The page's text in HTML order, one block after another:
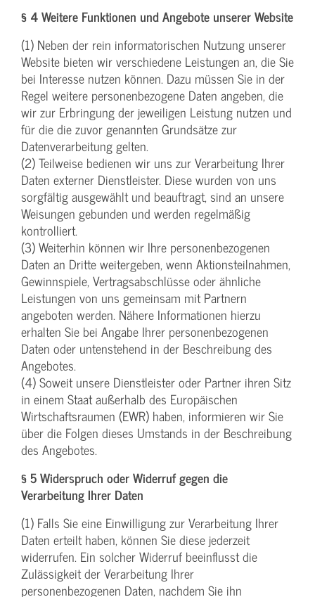
§ 4 Weitere Funktionen und Angebote unserer Website
(1) Neben der rein informatorischen Nutzung unserer
Website bieten wir verschiedene Leistungen an, die Sie
bei Interesse nutzen können. Dazu müssen Sie in der
Regel weitere personenbezogene Daten angeben, die
wir zur Erbringung der jeweiligen Leistung nutzen und
für die die zuvor genannten Grundsätze zur
Datenverarbeitung gelten.
(2) Teilweise bedienen wir uns zur Verarbeitung Ihrer
Daten externer Dienstleister. Diese wurden von uns
sorgfältig ausgewählt und beauftragt, sind an unsere
Weisungen gebunden und werden regelmäßig
kontrolliert.
(3) Weiterhin können wir Ihre personenbezogenen
Daten an Dritte weitergeben, wenn Aktionsteilnahmen,
Gewinnspiele, Vertragsabschlüsse oder ähnliche
Leistungen von uns gemeinsam mit Partnern
angeboten werden. Nähere Informationen hierzu
erhalten Sie bei Angabe Ihrer personenbezogenen
Daten oder untenstehend in der Beschreibung des
Angebotes.
(4) Soweit unsere Dienstleister oder Partner ihren Sitz
in einem Staat außerhalb des Europäischen
Wirtschaftsraumen (EWR) haben, informieren wir Sie
über die Folgen dieses Umstands in der Beschreibung
des Angebotes.
§ 5 Widerspruch oder Widerruf gegen die
Verarbeitung Ihrer Daten
(1) Falls Sie eine Einwilligung zur Verarbeitung Ihrer
Daten erteilt haben, können Sie diese jederzeit
widerrufen. Ein solcher Widerruf beeinflusst die
Zulässigkeit der Verarbeitung Ihrer
personenbezogenen Daten, nachdem Sie ihn